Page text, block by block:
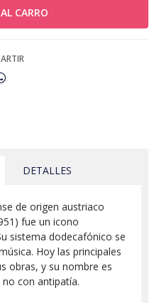
DETALLES
de origen austriaco
fue un icono
sistema dodecafónico se
Hoy las principales
obras, y su nombre es
con antipatía.